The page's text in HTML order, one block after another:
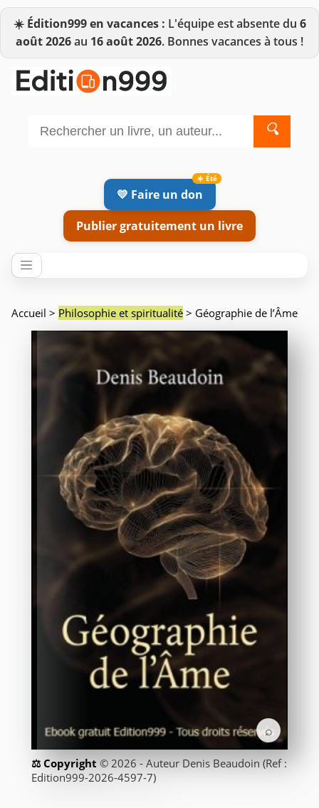
☀️ Édition999 en vacances : L'équipe est absente du 6
août 2026au 16 août 2026. Bonnes vacances à tous !
🔍
💛 Faire un don
Publier gratuitement un livre
Accueil > Philosophie et spiritualité > Géographie de l’Âme
⌕
© 2026 - Auteur Denis Beaudoin (Ref :
Edition999-2026-4597-7)